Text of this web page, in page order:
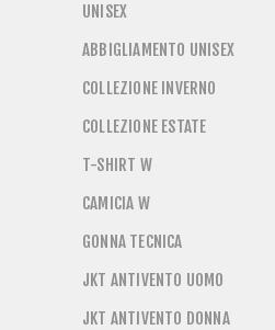
UNISEX
ABBIGLIAMENTO UNISEX
COLLEZIONE INVERNO
COLLEZIONE ESTATE
T-SHIRT W
CAMICIA W
GONNA TECNICA
JKT ANTIVENTO UOMO
JKT ANTIVENTO DONNA